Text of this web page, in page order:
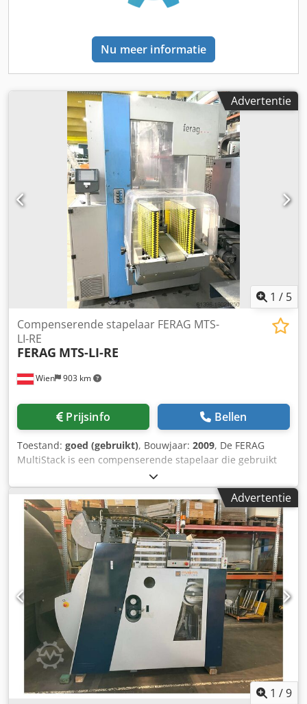
Nu meer informatie
Advertentie
1 / 5
Wien 903 km
Compenserende stapelaar FERAG MTS-
LI-RE
FERAG MTS-LI-RE
Prijsinfo Bellen
Toestand: goed (gebruikt), Bouwjaar: 2009, De FERAG
MultiStack is een compenserende stapelaar die gebruikt
wordt aan het einde van een inleglijn voor het afleggen
van bedrukte producten. Cedpfjtk S Ecjx Anmsrf
Advertentie
1 /9